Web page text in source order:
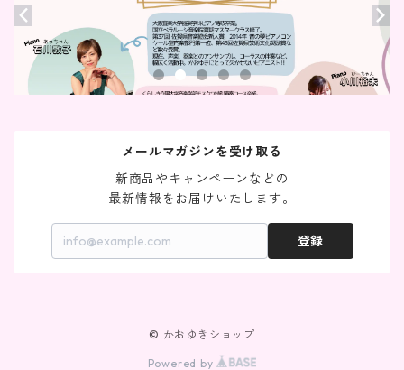
メールマガジンを受け取る
新商品やキャンペーンなどの
最新情報をお届けいたします。
登録
© かおゆきショップ
Powered by